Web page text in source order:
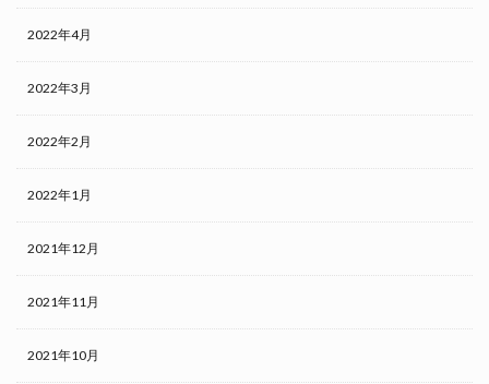
2022年4月
2022年3月
2022年2月
2022年1月
2021年12月
2021年11月
2021年10月